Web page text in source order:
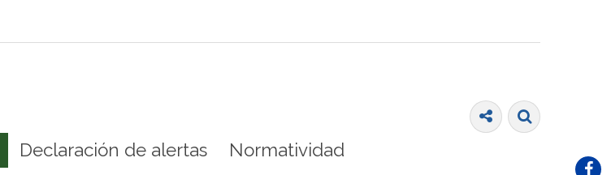
Declaración de alertas Normatividad